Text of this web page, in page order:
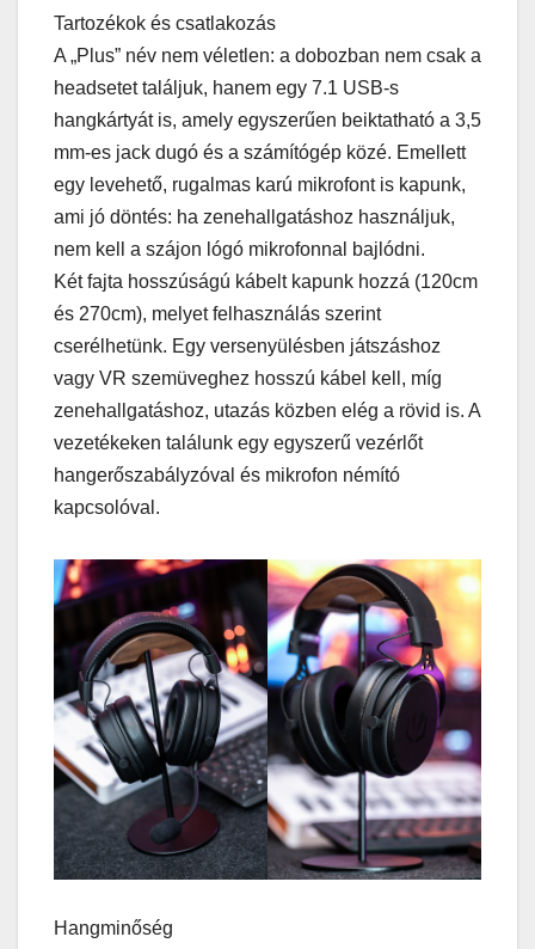
Tartozékok és csatlakozás
A „Plus” név nem véletlen: a dobozban nem csak a
headsetet találjuk, hanem egy 7.1 USB-s
hangkártyát is, amely egyszerűen beiktatható a 3,5
mm-es jack dugó és a számítógép közé. Emellett
egy levehető, rugalmas karú mikrofont is kapunk,
ami jó döntés: ha zenehallgatáshoz használjuk,
nem kell a szájon lógó mikrofonnal bajlódni.
Két fajta hosszúságú kábelt kapunk hozzá (120cm
és 270cm), melyet felhasználás szerint
cserélhetünk. Egy versenyülésben játszáshoz
vagy VR szemüveghez hosszú kábel kell, míg
zenehallgatáshoz, utazás közben elég a rövid is. A
vezetékeken találunk egy egyszerű vezérlőt
hangerőszabályzóval és mikrofon némító
kapcsolóval.
Hangminőség